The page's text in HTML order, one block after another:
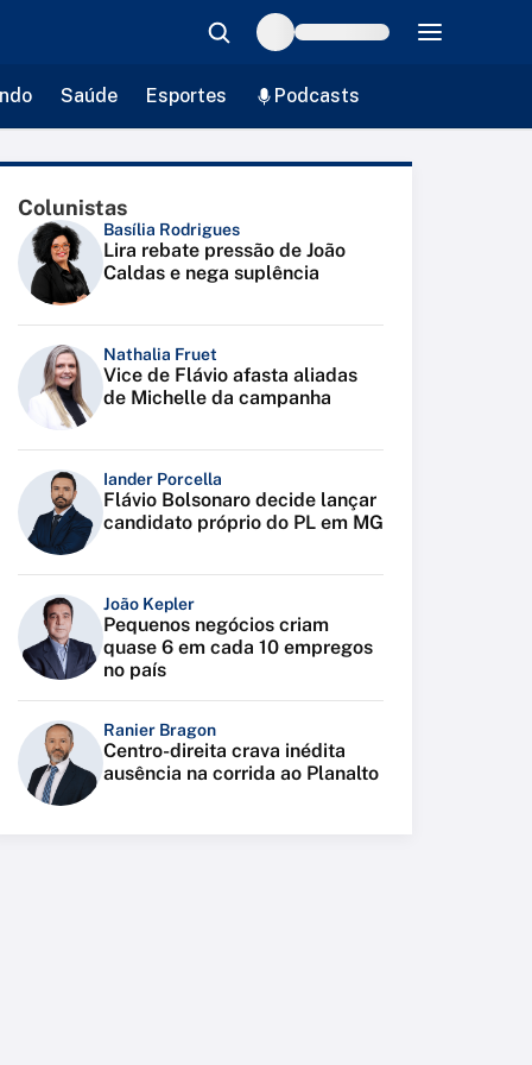
Saúde Esportes Podcasts
Colunistas
Basília Rodrigues
Lira rebate pressão de João
Caldas e nega suplência
Nathalia Fruet
Vice de Flávio afasta aliadas
de Michelle da campanha
Iander Porcella
Flávio Bolsonaro decide lançar
candidato próprio do PL em MG
João Kepler
Pequenos negócios criam
quase 6 em cada 10 empregos
no país
Ranier Bragon
Centro-direita crava inédita
ausência na corrida ao Planalto